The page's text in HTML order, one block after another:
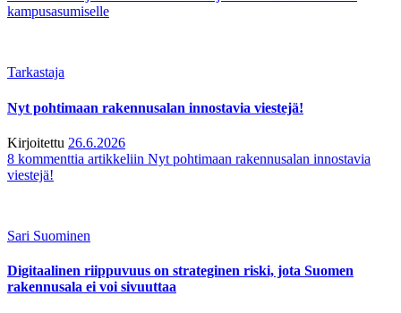
kampusasumiselle
Tarkastaja
Nyt pohtimaan rakennusalan innostavia viestejä!
Kirjoitettu 26.6.2026
8 kommenttia artikkeliin Nyt pohtimaan rakennusalan innostavia
viestejä!
Sari Suominen
Digitaalinen riippuvuus on strateginen riski, jota Suomen
rakennusala ei voi sivuuttaa